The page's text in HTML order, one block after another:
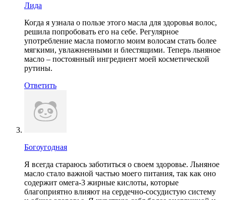
Лида
Когда я узнала о пользе этого масла для здоровья волос,
решила попробовать его на себе. Регулярное
употребление масла помогло моим волосам стать более
мягкими, увлажненными и блестящими. Теперь льняное
масло – постоянный ингредиент моей косметической
рутины.
Ответить
Богоугодная
Я всегда стараюсь заботиться о своем здоровье. Льняное
масло стало важной частью моего питания, так как оно
содержит омега-3 жирные кислоты, которые
благоприятно влияют на сердечно-сосудистую систему